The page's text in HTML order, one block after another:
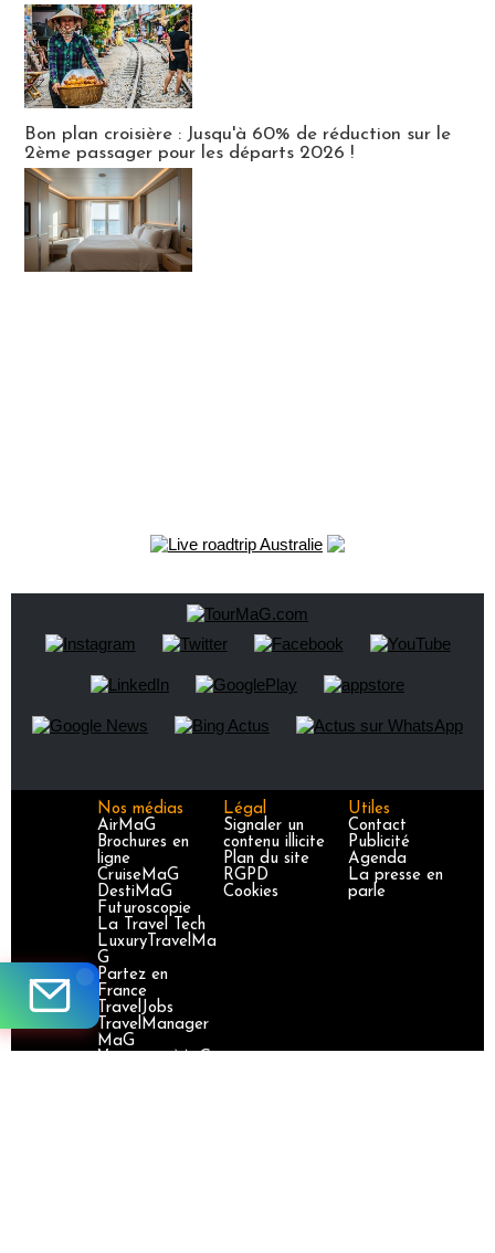
Bon plan croisière : Jusqu'à 60% de réduction sur le
2ème passager pour les départs 2026 !
Nos médias
AirMaG
Brochures en
ligne
CruiseMaG
DestiMaG
Futuroscopie
La Travel Tech
LuxuryTravelMa
G
Partez en
France
TravelJobs
TravelManager
MaG
Légal
Signaler un
contenu illicite
Plan du site
RGPD
Cookies
Utiles
Contact
Publicité
Agenda
La presse en
parle